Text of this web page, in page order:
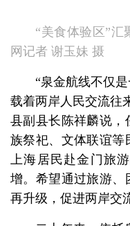
“美食体验区”汇
网记者 谢玉妹 摄
“泉金航线不仅
载着两岸人民交流往
县副县长陈祥麟说，
族祭祀、文体联谊等
上海居民赴金门旅
增。希望通过旅游、
再升级，促进两岸交